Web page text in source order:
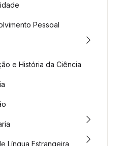
Pessoal
e História da Ciência
Língua Estrangeira